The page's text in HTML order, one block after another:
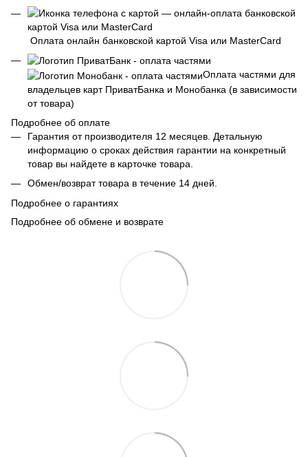
Оплата онлайн банковской картой Visa или MasterCard
Оплата частями для
владельцев карт ПриватБанка и Монобанка (в зависимости
от товара)
Подробнее об оплате
Гарантия от производителя 12 месяцев. Детальную
информацию о сроках действия гарантии на конкретный
товар вы найдете в карточке товара.
Обмен/возврат товара в течение 14 дней.
Подробнее о гарантиях
Подробнее об обмене и возврате